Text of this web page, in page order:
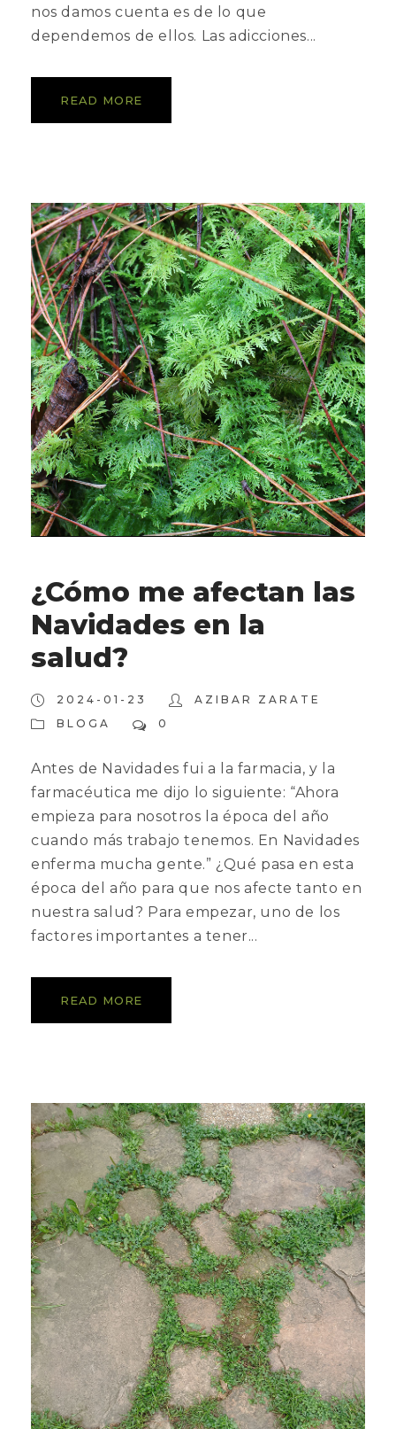
nos damos cuenta es de lo que
dependemos de ellos. Las adicciones...
READ MORE
¿Cómo me afectan las
Navidades en la
salud?
2024-01-23
AZIBAR ZARATE
BLOGA
0
Antes de Navidades fui a la farmacia, y la
farmacéutica me dijo lo siguiente: “Ahora
empieza para nosotros la época del año
cuando más trabajo tenemos. En Navidades
enferma mucha gente.” ¿Qué pasa en esta
época del año para que nos afecte tanto en
nuestra salud? Para empezar, uno de los
factores importantes a tener...
READ MORE